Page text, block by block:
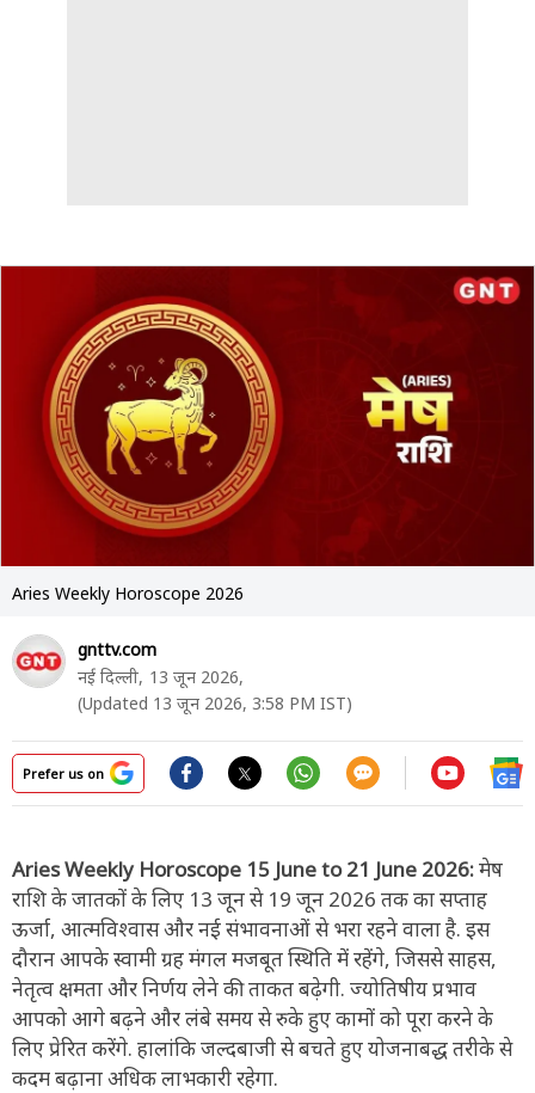
Aries Weekly Horoscope 2026
gnttv.com
नई दिल्ली, 13 जून 2026,
(Updated 13 जून 2026, 3:58 PM IST)
Prefer us on
Aries Weekly Horoscope 15 June to 21 June 2026:मेष
राशि के जातकों के लिए 13 जून से 19 जून 2026 तक का सप्ताह
ऊर्जा, आत्मविश्वास और नई संभावनाओं से भरा रहने वाला है. इस
दौरान आपके स्वामी ग्रह मंगल मजबूत स्थिति में रहेंगे, जिससे साहस,
नेतृत्व क्षमता और निर्णय लेने की ताकत बढ़ेगी. ज्योतिषीय प्रभाव
आपको आगे बढ़ने और लंबे समय से रुके हुए कामों को पूरा करने के
लिए प्रेरित करेंगे. हालांकि जल्दबाजी से बचते हुए योजनाबद्ध तरीके से
कदम बढ़ाना अधिक लाभकारी रहेगा.